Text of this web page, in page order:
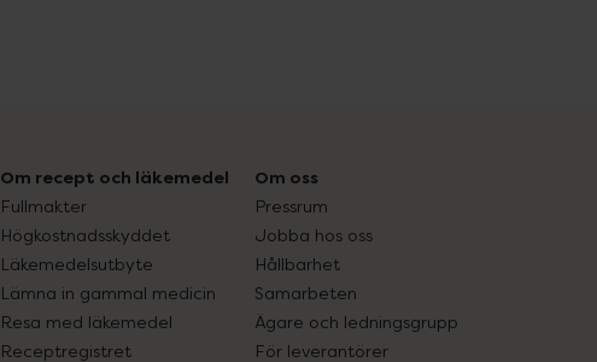
Om recept och läkemedel
Fullmakter
Högkostnadsskyddet
Läkemedelsutbyte
Lämna in gammal medicin
Resa med läkemedel
Receptregistret
Om oss
Pressrum
Jobba hos oss
Hållbarhet
Samarbeten
Ägare och ledningsgrupp
För leverantörer